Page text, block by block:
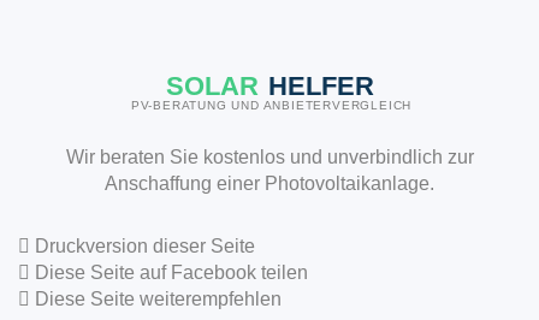
SOLAR HELFER
PV-BERATUNG UND ANBIETERVERGLEICH
Wir beraten Sie kostenlos und unverbindlich zur
Anschaffung einer Photovoltaikanlage.
Druckversion dieser Seite
Diese Seite auf Facebook teilen
Diese Seite weiterempfehlen